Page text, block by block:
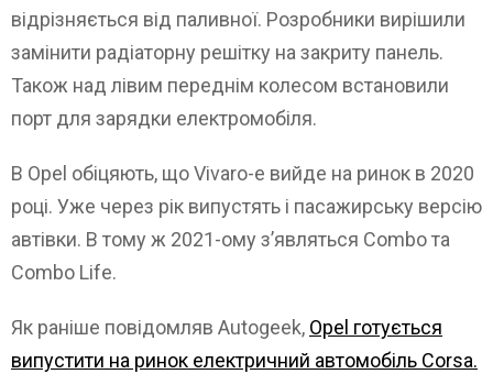
відрізняється від паливної. Розробники вирішили
замінити радіаторну решітку на закриту панель.
Також над лівим переднім колесом встановили
порт для зарядки електромобіля.
В Opel обіцяють, що Vivaro-e вийде на ринок в 2020
році. Уже через рік випустять і пасажирську версію
автівки. В тому ж 2021-ому з’являться Combo та
Combo Life.
Як раніше повідомляв Autogeek, Opel готується
випустити на ринок електричний автомобіль Corsa.